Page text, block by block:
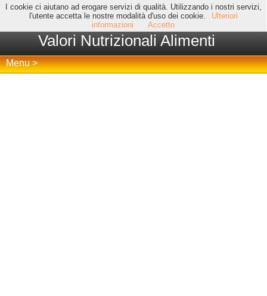
I cookie ci aiutano ad erogare servizi di qualità. Utilizzando i nostri servizi,
l'utente accetta le nostre modalità d'uso dei cookie.
Ulteriori
informazioni
Accetto
Valori Nutrizionali Alimenti
Menu >